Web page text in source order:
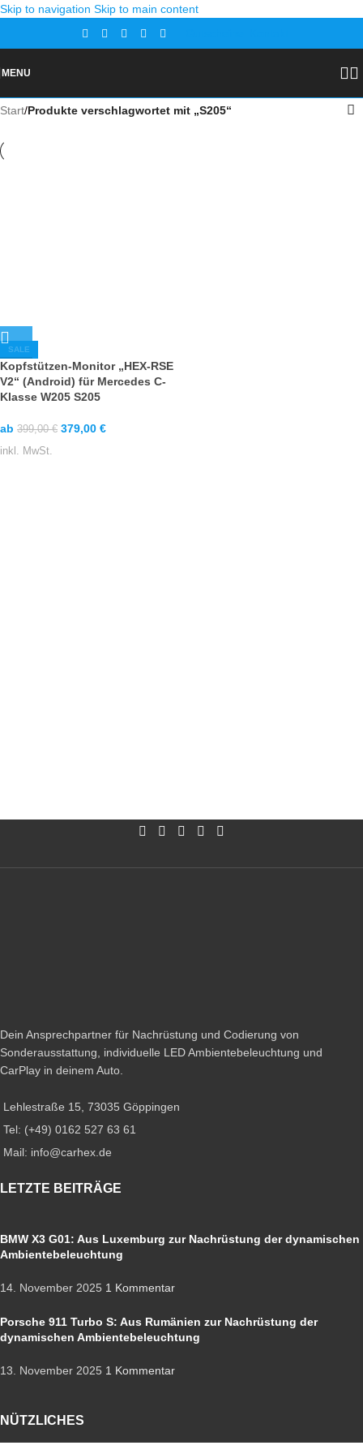
Skip to navigation Skip to main content
MENU
Start/Produkte verschlagwortet mit „S205“
SALE
Kopfstützen-Monitor „HEX-RSE
V2“ (Android) für Mercedes C-
Klasse W205 S205
ab 399,00€ 379,00 €
inkl. MwSt.
Dein Ansprechpartner für Nachrüstung und Codierung von
Sonderausstattung, individuelle LED Ambientebeleuchtung und
CarPlay in deinem Auto.
Lehlestraße 15, 73035 Göppingen
Tel: (+49) 0162 527 63 61
Mail: info@carhex.de
LETZTE BEITRÄGE
BMW X3 G01: Aus Luxemburg zur Nachrüstung der dynamischen
Ambientebeleuchtung
14. November 2025 1 Kommentar
Porsche 911 Turbo S: Aus Rumänien zur Nachrüstung der
dynamischen Ambientebeleuchtung
13. November 2025 1 Kommentar
NÜTZLICHES